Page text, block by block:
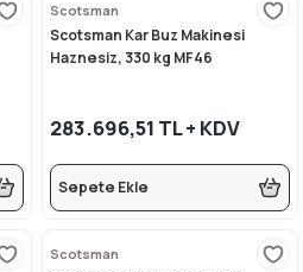
Scotsman
Scotsman Kar Buz Makinesi
Haznesiz, 330 kg MF46
283.696,51 TL + KDV
Sepete Ekle
Scotsman